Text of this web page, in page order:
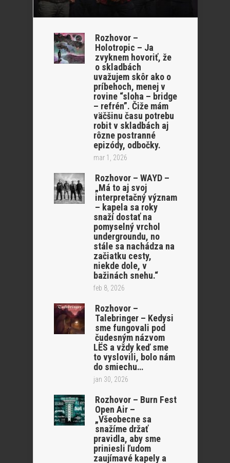
Rozhovor –
Holotropic – Ja
zvyknem hovoriť, že
o skladbách
uvažujem skôr ako o
príbehoch, menej v
rovine “sloha – bridge
– refrén”. Čiže mám
väčšinu času potrebu
robit v skladbách aj
rôzne postranné
epizódy, odbočky.
mar 1, 2026
Rozhovor – WAYD –
„Má to aj svoj
interpretačný význam
– kapela sa roky
snaží dostať na
pomyselný vrchol
undergroundu, no
stále sa nachádza na
začiatku cesty,
niekde dole, v
bažinách snehu.“
feb 8, 2026
Rozhovor –
Talebringer – Kedysi
sme fungovali pod
čudesným názvom
LËS a vždy keď sme
to vyslovili, bolo nám
do smiechu…
jan 30, 2026
Rozhovor – Burn Fest
Open Air –
„Všeobecne sa
snažíme držať
pravidla, aby sme
priniesli ľudom
zaujímavé kapely a